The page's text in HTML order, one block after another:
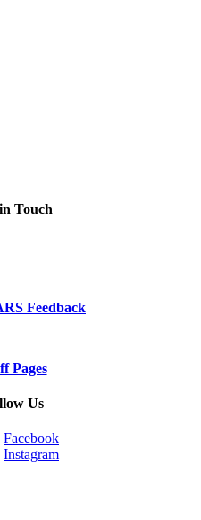
Touch
Feedback
Pages
Us
Facebook
Instagram